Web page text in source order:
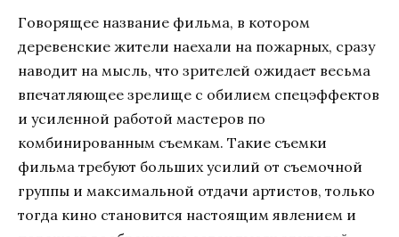
Говорящее название фильма, в котором
деревенские жители наехали на пожарных, сразу
наводит на мысль, что зрителей ожидает весьма
впечатляющее зрелище с обилием спецэффектов
и усиленной работой мастеров по
комбинированным съемкам. Такие съемки
фильма требуют больших усилий от съемочной
группы и максимальной отдачи артистов, только
тогда кино становится настоящим явлением и